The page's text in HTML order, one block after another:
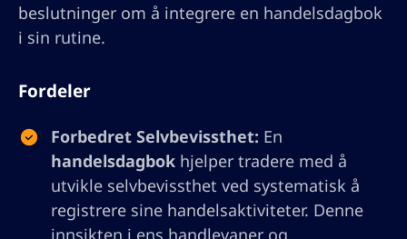
beslutninger om å integrere en handelsdagbok
i sin rutine.
Fordeler
Forbedret Selvbevissthet: En
handelsdagbok hjelper tradere med å
utvikle selvbevissthet ved systematisk å
registrere sine handelsaktiviteter. Denne
innsikten i ens handlevaner og